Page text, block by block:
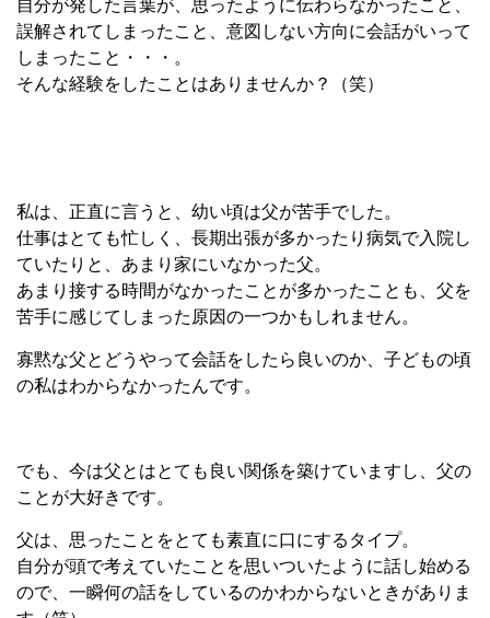
自分が発した言葉が、思ったように伝わらなかったこと、
誤解されてしまったこと、意図しない方向に会話がいって
しまったこと・・・。
そんな経験をしたことはありませんか？（笑）
私は、正直に言うと、幼い頃は父が苦手でした。
仕事はとても忙しく、長期出張が多かったり病気で入院し
ていたりと、あまり家にいなかった父。
あまり接する時間がなかったことが多かったことも、父を
苦手に感じてしまった原因の一つかもしれません。
寡黙な父とどうやって会話をしたら良いのか、子どもの頃
の私はわからなかったんです。
でも、今は父とはとても良い関係を築けていますし、父の
ことが大好きです。
父は、思ったことをとても素直に口にするタイプ。
自分が頭で考えていたことを思いついたように話し始める
ので、一瞬何の話をしているのかわからないときがありま